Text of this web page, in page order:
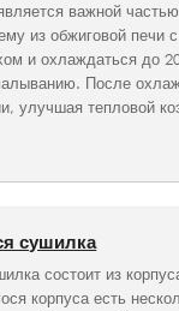
важной
из обжиговой печи
и охлаждаться
После
улучшая тепловой
сушилка
состоит из
корпуса есть